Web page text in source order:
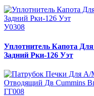
У0308
Уплотнитель Капота
Задний Рки-126 Уэт
ГГ008